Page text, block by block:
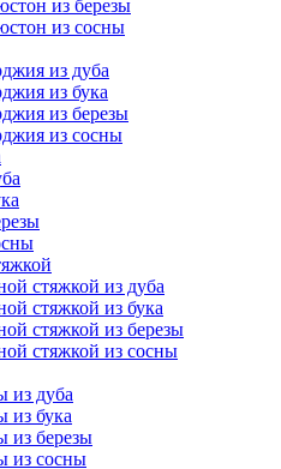
из березы
из сосны
из дуба
из бука
из березы
из сосны
стяжкой из дуба
стяжкой из бука
стяжкой из березы
стяжкой из сосны
из дуба
из бука
из березы
из сосны